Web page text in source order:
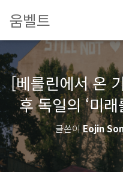
움벨트
[베를린에서 온
후 독일의 ‘미
글쓴이Eojin